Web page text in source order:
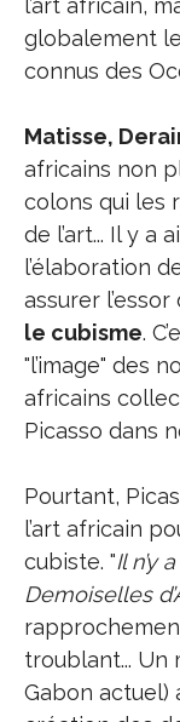
l’art africain,
globalement
connus des
Matisse,
africains non
colons qui les
de l’art... Il y a
l’élaboration
assurer
le cubisme.
"l’image" des
africains
Picasso dans
Pourtant,
l’art africain
cubiste. "Il n’y
Demoiselles
troublant... Un
Gabon actuel)